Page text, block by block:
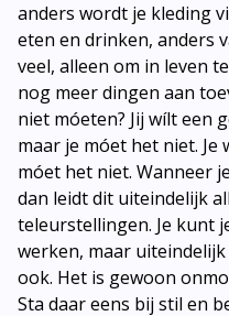
anders wordt je kleding
eten en drinken, anders
veel, alleen om in leven
nog meer dingen aan
niet móeten? Jij wílt een
maar je móet het niet.
móet het niet. Wanneer
dan leidt dit uiteindelijk
teleurstellingen. Je kunt
werken, maar
ook. Het is gewoon
Sta daar eens bij stil en